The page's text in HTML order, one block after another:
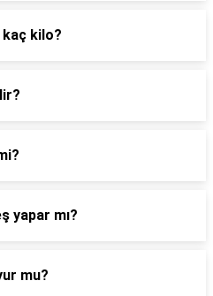
kaç kilo?
yapar mı?
mu?